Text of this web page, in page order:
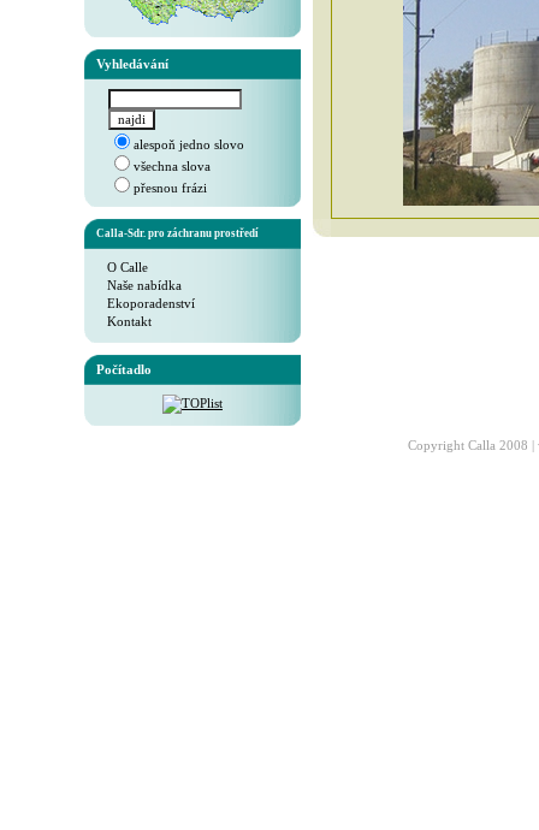
Vyhledávání
alespoň jedno slovo
všechna slova
přesnou frázi
Calla-Sdr. pro záchranu prostředí
O Calle
Naše nabídka
Ekoporadenství
Kontakt
Počítadlo
Copyright Calla 2008 |